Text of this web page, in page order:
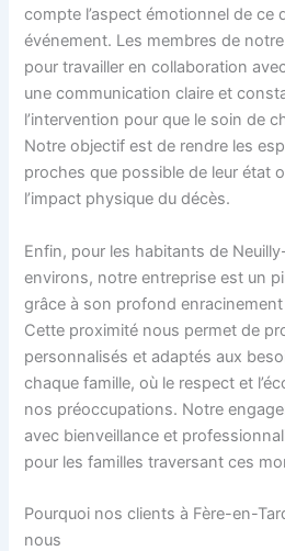
compte l’aspect émotionnel de ce
événement. Les membres de
pour travailler en collaboration
une communication claire et
l’intervention pour que le soin de
Notre objectif est de rendre les
proches que possible de leur état
l’impact physique du décès.
Enfin, pour les habitants de
environs, notre entreprise est un
grâce à son profond
Cette proximité nous permet de
personnalisés et adaptés aux
chaque famille, où le respect et
nos préoccupations. Notre
avec bienveillance et
pour les familles traversant ces
Pourquoi nos clients à Fère-en-
nous